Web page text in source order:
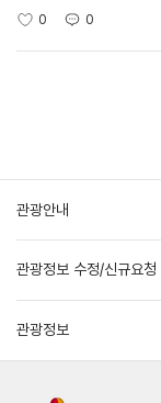
0 0
관광안내
관광정보 수정/신규요청
관광정보